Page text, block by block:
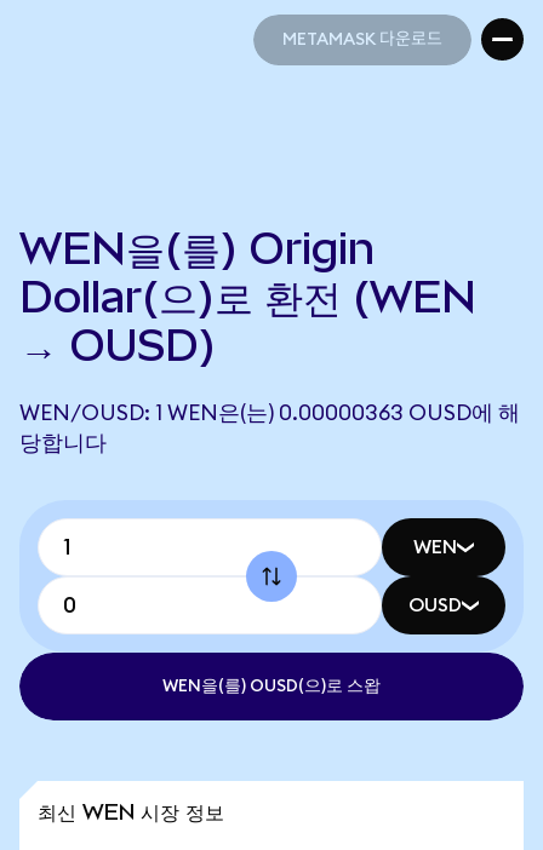
METAMASK 다운로드
WEN을(를) Origin
Dollar(으)로 환전 (WEN
→ OUSD)
WEN/OUSD: 1 WEN은(는) 0.00000363 OUSD에 해
당합니다
WEN
OUSD
WEN을(를) OUSD(으)로 스왑
최신 WEN 시장 정보